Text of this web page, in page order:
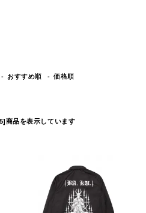
おすすめ順 価格順
商品を表示しています